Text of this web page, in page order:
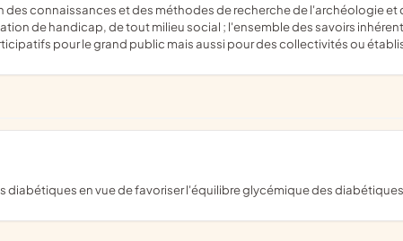
de handicap, de tout milieu social ; l'ensemble des savoirs
pour le grand public mais aussi pour des collectivités ou
diabétiques en vue de favoriser l'équilibre glycémique des